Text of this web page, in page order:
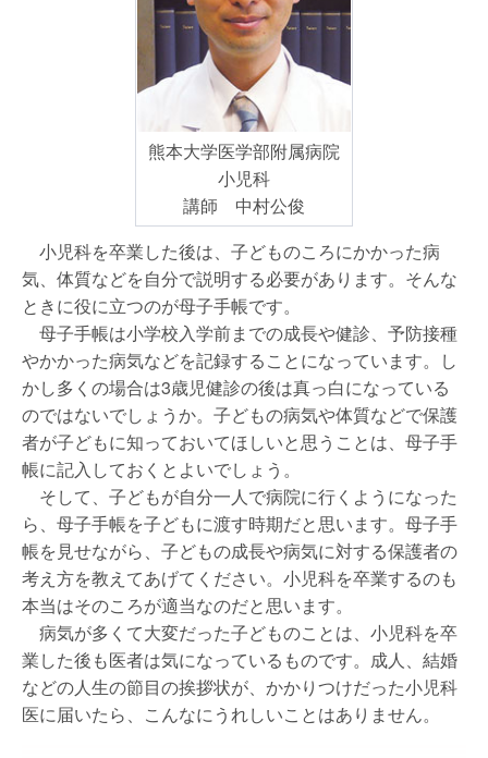
熊本大学医学部附属病院
小児科
講師 中村公俊
小児科を卒業した後は、子どものころにかかった病
気、体質などを自分で説明する必要があります。そんな
ときに役に立つのが母子手帳です。
母子手帳は小学校入学前までの成長や健診、予防接種
やかかった病気などを記録することになっています。し
かし多くの場合は3歳児健診の後は真っ白になっている
のではないでしょうか。子どもの病気や体質などで保護
者が子どもに知っておいてほしいと思うことは、母子手
帳に記入しておくとよいでしょう。
そして、子どもが自分一人で病院に行くようになった
ら、母子手帳を子どもに渡す時期だと思います。母子手
帳を見せながら、子どもの成長や病気に対する保護者の
考え方を教えてあげてください。小児科を卒業するのも
本当はそのころが適当なのだと思います。
病気が多くて大変だった子どものことは、小児科を卒
業した後も医者は気になっているものです。成人、結婚
などの人生の節目の挨拶状が、かかりつけだった小児科
医に届いたら、こんなにうれしいことはありません。